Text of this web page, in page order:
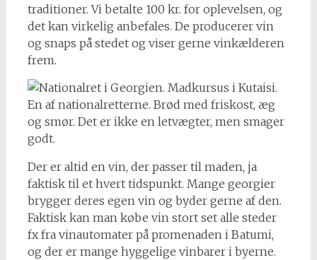
traditioner. Vi betalte 100 kr. for oplevelsen, og
det kan virkelig anbefales. De producerer vin
og snaps på stedet og viser gerne vinkælderen
frem.
En af nationalretterne. Brød med friskost, æg
og smør. Det er ikke en letvægter, men smager
godt.
Der er altid en vin, der passer til maden, ja
faktisk til et hvert tidspunkt. Mange georgier
brygger deres egen vin og byder gerne af den.
Faktisk kan man købe vin stort set alle steder
fx fra vinautomater på promenaden i Batumi,
og der er mange hyggelige vinbarer i byerne.